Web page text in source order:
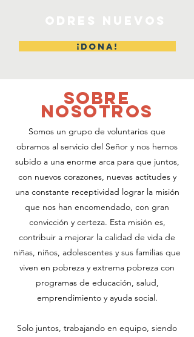
¡DONA!
SOBRE
NOSOTROS
Somos un grupo de voluntarios que
obramos al servicio del Señor y nos hemos
subido a una enorme arca para que juntos,
con nuevos corazones, nuevas actitudes y
una constante receptividad lograr la misión
que nos han encomendado, con gran
convicción y certeza. Esta misión es,
contribuir a mejorar la calidad de vida de
niñas, niños, adolescentes y sus familias que
viven en pobreza y extrema pobreza con
programas de educación, salud,
emprendimiento y ayuda social.
Solo juntos, trabajando en equipo, siendo